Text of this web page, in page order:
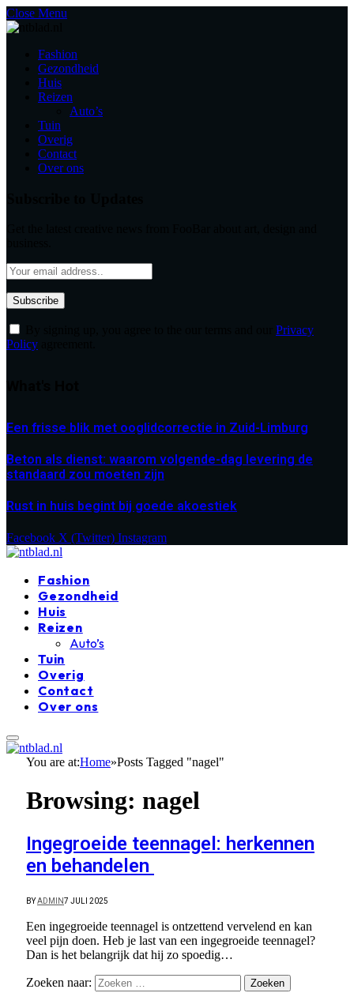
Close Menu
Fashion
Gezondheid
Huis
Reizen
Auto’s
Tuin
Overig
Contact
Over ons
Privacy
Policy
Een frisse blik met ooglidcorrectie in Zuid-Limburg
Beton als dienst: waarom volgende-dag levering de
standaard zou moeten zijn
Rust in huis begint bij goede akoestiek
Facebook X (Twitter) Instagram
Fashion
Gezondheid
Huis
Reizen
Auto’s
Tuin
Overig
Contact
Over ons
You are at:Home»Posts Tagged "nagel"
Browsing: nagel
Ingegroeide teennagel: herkennen
en behandelen
BYADMIN 7 JULI 2025
Een ingegroeide teennagel is ontzettend vervelend en kan
veel pijn doen. Heb je last van een ingegroeide teennagel?
Dan is het belangrijk dat hij zo spoedig…
Zoeken naar: